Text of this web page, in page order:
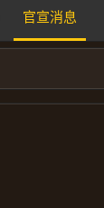
官宣消息